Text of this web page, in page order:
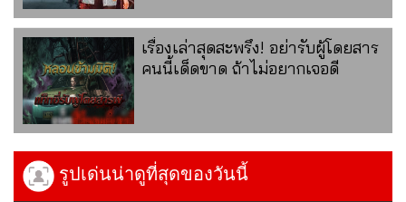
เรื่องเล่าสุดสะพรึง! อย่ารับผู้โดยสาร
คนนี้เด็ดขาด ถ้าไม่อยากเจอดี
รูปเด่นน่าดูที่สุดของวันนี้